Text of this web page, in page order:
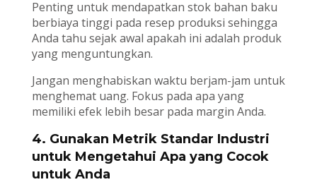
Penting untuk mendapatkan stok bahan baku
berbiaya tinggi pada resep produksi sehingga
Anda tahu sejak awal apakah ini adalah produk
yang menguntungkan.
Jangan menghabiskan waktu berjam-jam untuk
menghemat uang. Fokus pada apa yang
memiliki efek lebih besar pada margin Anda.
4. Gunakan Metrik Standar Industri
untuk Mengetahui Apa yang Cocok
untuk Anda